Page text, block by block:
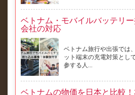
ベトナム・モバイルバッテリ
会社の対応
ベトナム旅行や出張では
ット端末の充電対策とし
参する人...
ベトナムの物価を日本と比較